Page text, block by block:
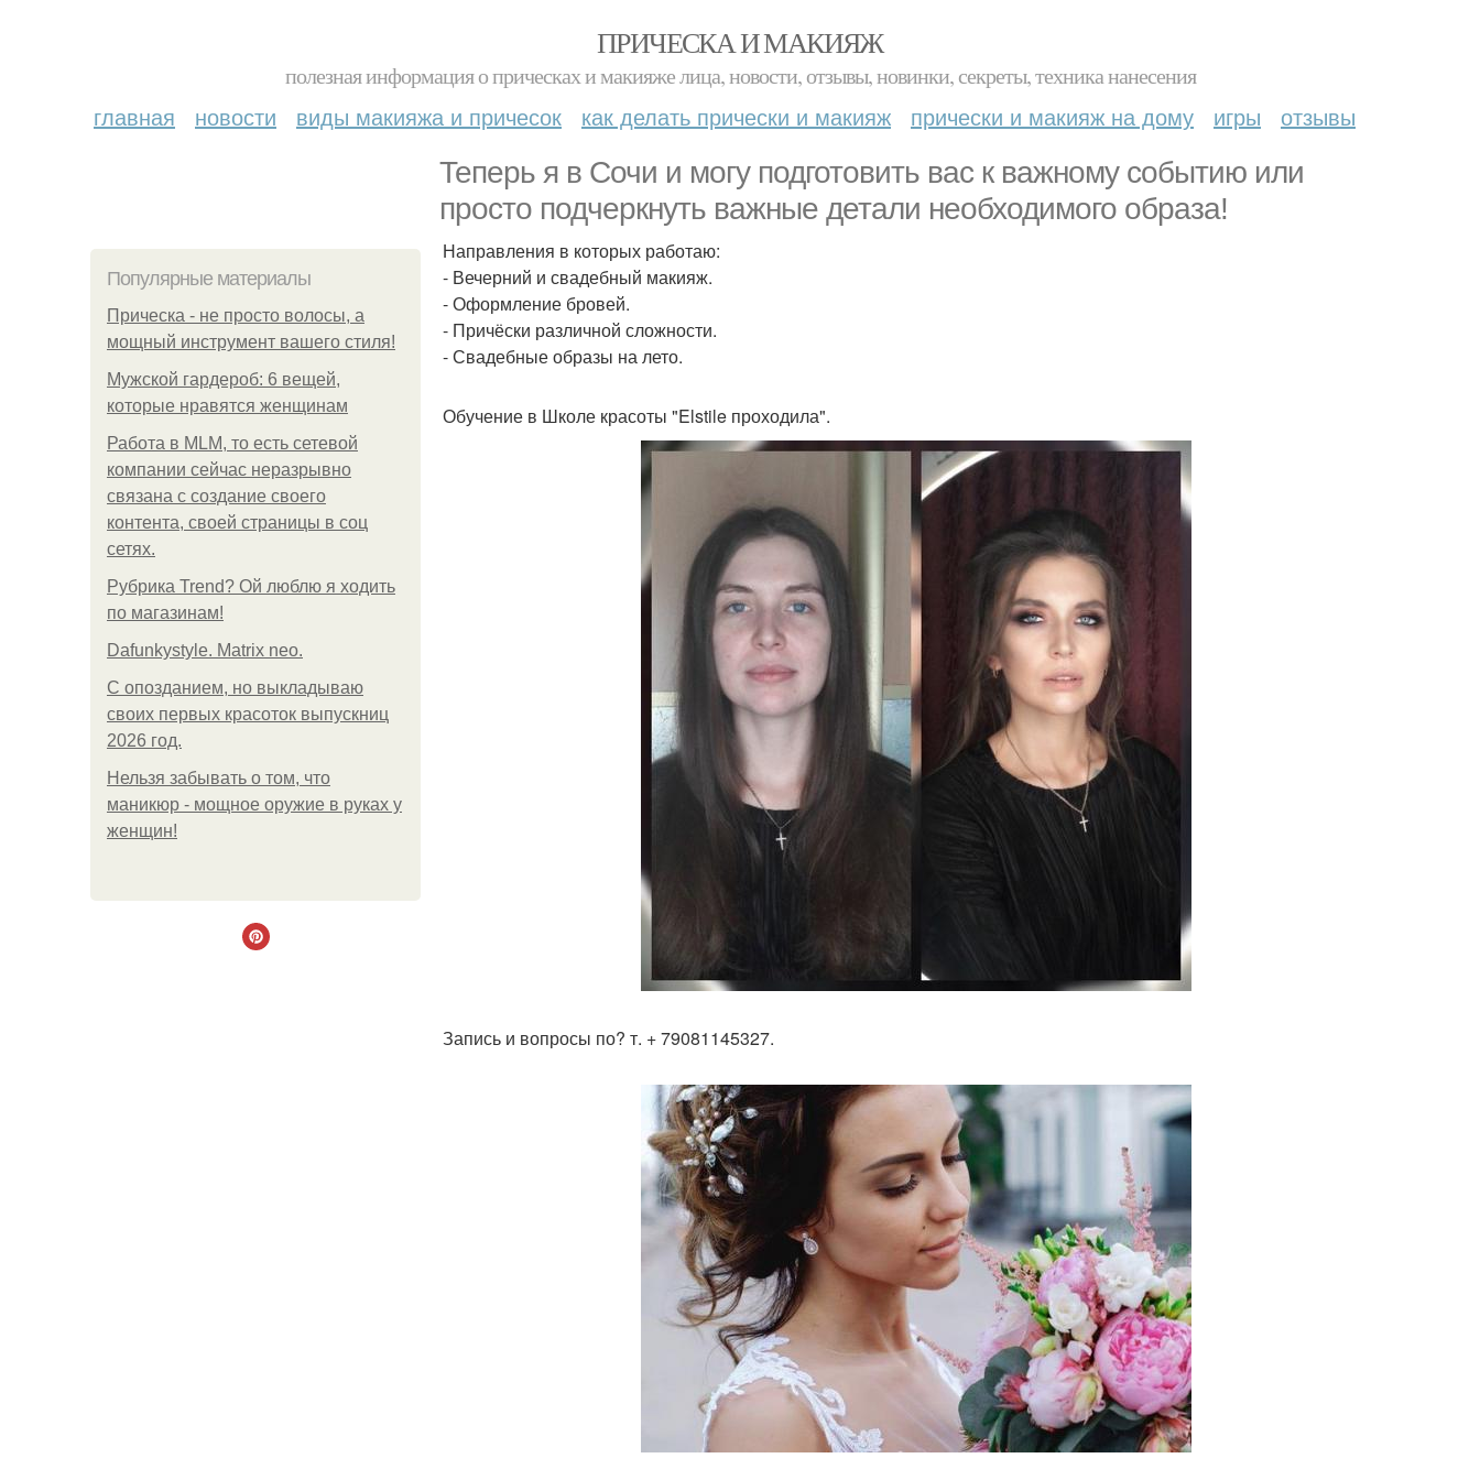
ПРИЧЕСКА И МАКИЯЖ
полезная информация о прическах и макияже лица, новости, отзывы, новинки, секреты, техника нанесения
главная новости виды макияжа и причесок как делать прически и макияж прически и макияж на дому игры отзывы
Теперь я в Сочи и могу подготовить вас к важному событию или
просто подчеркнуть важные детали необходимого образа!
Популярные материалы
Прическа - не просто волосы, а
мощный инструмент вашего стиля!
Мужской гардероб: 6 вещей,
которые нравятся женщинам
Работа в MLM, то есть сетевой
компании сейчас неразрывно
связана с создание своего
контента, своей страницы в соц
сетях.
Рубрика Trend? Ой люблю я ходить
по магазинам!
Dafunkystyle. Matrix neo.
С опозданием, но выкладываю
своих первых красоток выпускниц
2026 год.
Нельзя забывать о том, что
маникюр - мощное оружие в руках у
женщин!
Направления в которых работаю:
- Вечерний и свадебный макияж.
- Оформление бровей.
- Причёски различной сложности.
- Свадебные образы на лето.
Обучение в Школе красоты "Elstile проходила".
Запись и вопросы по? т. + 79081145327.